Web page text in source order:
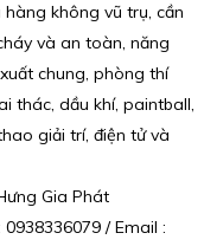
không vũ trụ, cần
và an toàn, năng
chung, phòng thí
thác, dầu khí, paintball,
giải trí, điện tử và
Gia Phát
/ Email :